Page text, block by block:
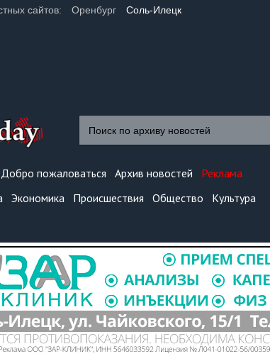
сайтов: Оренбург Соль-Илецк
Добро пожаловаться Архив новостей
Реклама
Экономика Происшествия Общество
Культура